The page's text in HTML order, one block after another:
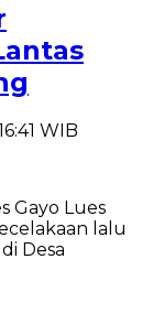
WIB
Gayo Lues
lalu
Desa